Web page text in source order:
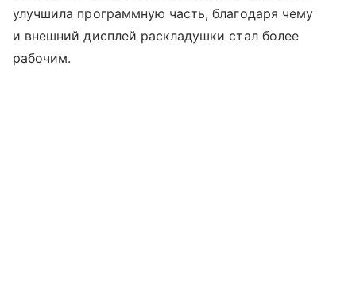
улучшила программную часть, благодаря чему
и внешний дисплей раскладушки стал более
рабочим.